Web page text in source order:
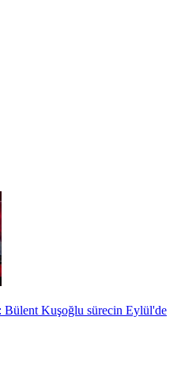
Kuşoğlu sürecin Eylül'de